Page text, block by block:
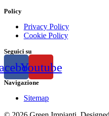
Policy
Privacy Policy
Cookie Policy
Seguici su
Youtube
Navigazione
Sitemap